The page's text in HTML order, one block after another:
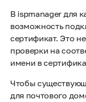
В ispmanager для
возможность
сертификат. Это
проверки на
имени в
Чтобы
для почтового